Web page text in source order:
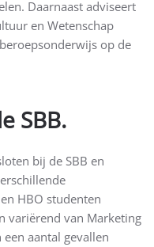
Daarnaast adviseert
en Wetenschap
op de
SBB.
bij de SBB en
HBO studenten
variërend van Marketing
aantal gevallen